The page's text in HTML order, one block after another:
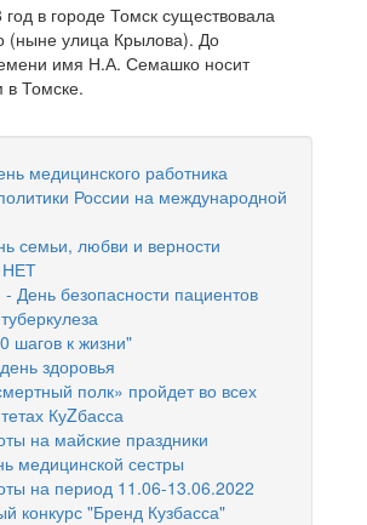
в городе Томск существовала
(ныне улица Крылова). До
имя Н.А. Семашко носит
Томске.
медицинского работника
России на международной
семьи, любви и верности
НЕТ
- День безопасности пациентов
шагов к жизни"
здоровья
полк» пройдет во всех
КуZбасса
на майские праздники
медицинской сестры
на период 11.06-13.06.2022
конкурс "Бренд Кузбасса"